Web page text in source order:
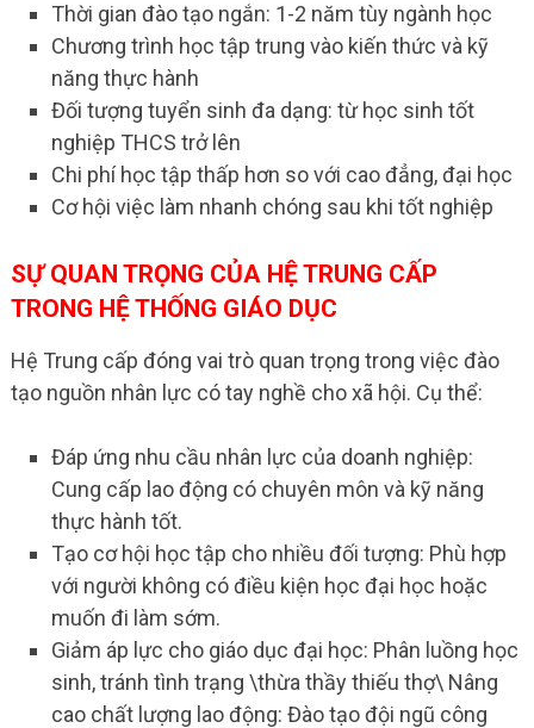
Thời gian đào tạo ngắn: 1-2 năm tùy ngành học
Chương trình học tập trung vào kiến thức và kỹ
năng thực hành
Đối tượng tuyển sinh đa dạng: từ học sinh tốt
nghiệp THCS trở lên
Chi phí học tập thấp hơn so với cao đẳng, đại học
Cơ hội việc làm nhanh chóng sau khi tốt nghiệp
SỰ QUAN TRỌNG CỦA HỆ TRUNG CẤP
TRONG HỆ THỐNG GIÁO DỤC
Hệ Trung cấp đóng vai trò quan trọng trong việc đào
tạo nguồn nhân lực có tay nghề cho xã hội. Cụ thể:
Đáp ứng nhu cầu nhân lực của doanh nghiệp:
Cung cấp lao động có chuyên môn và kỹ năng
thực hành tốt.
Tạo cơ hội học tập cho nhiều đối tượng: Phù hợp
với người không có điều kiện học đại học hoặc
muốn đi làm sớm.
Giảm áp lực cho giáo dục đại học: Phân luồng học
sinh, tránh tình trạng \thừa thầy thiếu thợ\ Nâng
cao chất lượng lao động: Đào tạo đội ngũ công